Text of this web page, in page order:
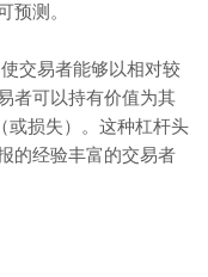
预测。
交易者能够以相对较
者可以持有价值为其
或损失）。这种杠杆头
的经验丰富的交易者